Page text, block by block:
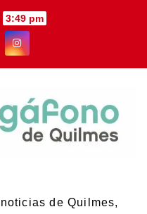
3:49 pm
de Quilmes,